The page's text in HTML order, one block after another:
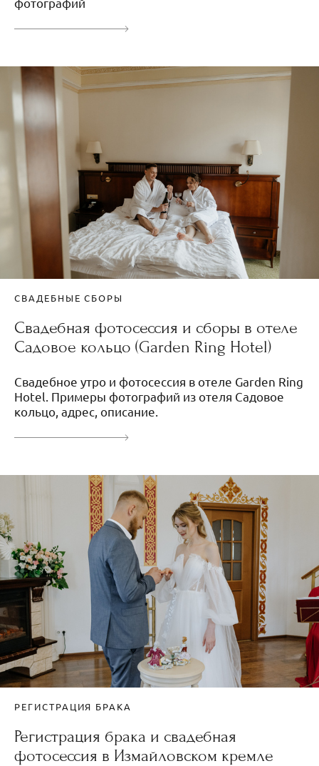
СВАДЕБНЫЕ СБОРЫ
Свадебная фотосессия и сборы в отеле
Садовое кольцо (Garden Ring Hotel)
Свадебное утро и фотосессия в отеле Garden Ring
Hotel. Примеры фотографий из отеля Садовое
кольцо, адрес, описание.
РЕГИСТРАЦИЯ БРАКА
Регистрация брака и свадебная
фотосессия в Измайловском кремле